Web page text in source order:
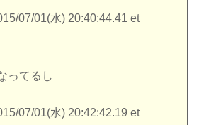
07/01(水) 20:40:44.41 et
ってるし
07/01(水) 20:42:42.19 et